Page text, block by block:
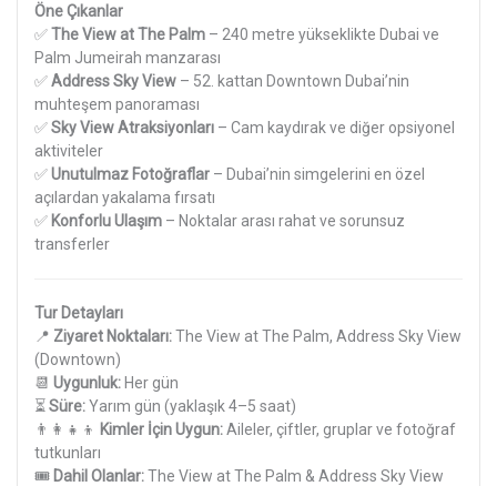
Öne Çıkanlar
✅The View at The Palm – 240 metre yükseklikte Dubai ve
Palm Jumeirah manzarası
✅Address Sky View – 52. kattan Downtown Dubai’nin
muhteşem panoraması
✅Sky View Atraksiyonları – Cam kaydırak ve diğer opsiyonel
aktiviteler
✅Unutulmaz Fotoğraflar – Dubai’nin simgelerini en özel
açılardan yakalama fırsatı
✅ Konforlu Ulaşım – Noktalar arası rahat ve sorunsuz
transferler
Tur Detayları
📍 Ziyaret Noktaları:The View at The Palm, Address Sky View
(Downtown)
📆 Uygunluk:Her gün
⏳Süre:Yarım gün (yaklaşık 4–5 saat)
👨‍👩‍👧‍👦 Kimler İçin Uygun:Aileler, çiftler, gruplar ve fotoğraf
tutkunları
🎟️ Dahil Olanlar:The View at The Palm & Address Sky View